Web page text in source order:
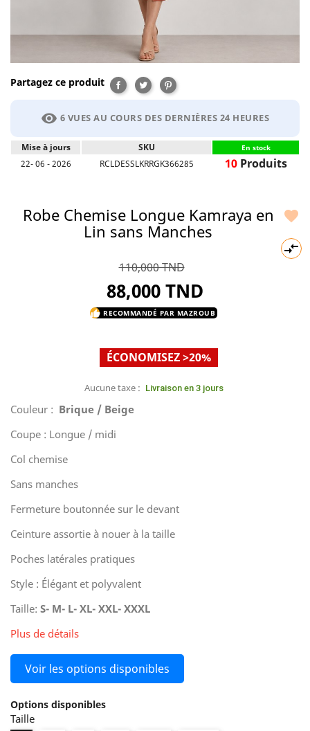
Partagez ce produit Partager
TweetPinterest
visibility 6 VUES AU COURS DES DERNIÈRES 24 HEURES
Mise à jours SKU En stock
22- 06 - 2026 RCLDESSLKRRGK366285 10Produits


Robe Chemise Longue Kamraya en
Lin sans Manches
110,000 TND
88,000 TND
thumb_up RECOMMANDÉ PAR MAZROUB
ÉCONOMISEZ >20%
Aucune taxe : Livraison en 3 jours
Couleur : Brique / Beige
Coupe : Longue / midi
Col chemise
Sans manches
Fermeture boutonnée sur le devant
Ceinture assortie à nouer à la taille
Poches latérales pratiques
Style : Élégant et polyvalent
Taille: S- M- L- XL- XXL- XXXL
Plus de détails
Voir les options disponibles
Options disponibles
Taille